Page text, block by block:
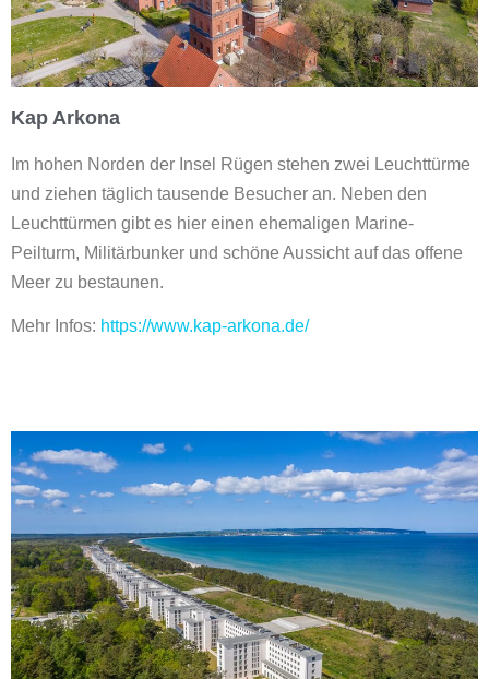
Kap Arkona
Im hohen Norden der Insel Rügen stehen zwei Leuchttürme
und ziehen täglich tausende Besucher an. Neben den
Leuchttürmen gibt es hier einen ehemaligen Marine-
Peilturm, Militärbunker und schöne Aussicht auf das offene
Meer zu bestaunen.
Mehr Infos: https://www.kap-arkona.de/